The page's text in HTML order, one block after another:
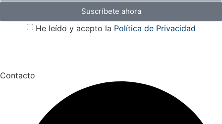
Suscríbete ahora
He leído y acepto la Política de Privacidad
Contacto